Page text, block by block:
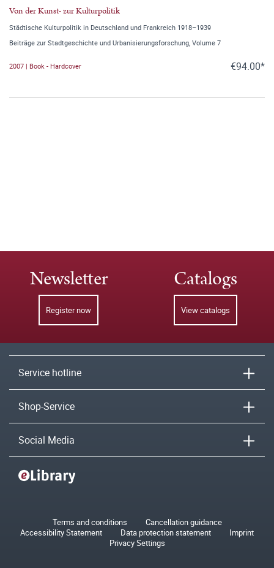
Von der Kunst- zur Kulturpolitik
Städtische Kulturpolitik in Deutschland und Frankreich 1918–1939
Beiträge zur Stadtgeschichte und Urbanisierungsforschung, Volume 7
2007 | Book - Hardcover €94.00*
Newsletter
Register now
Catalogs
View catalogs
Service hotline
Shop-Service
Social Media
Terms and conditions
Cancellation guidance
Accessibility Statement
Data protection statement
Imprint
Privacy Settings